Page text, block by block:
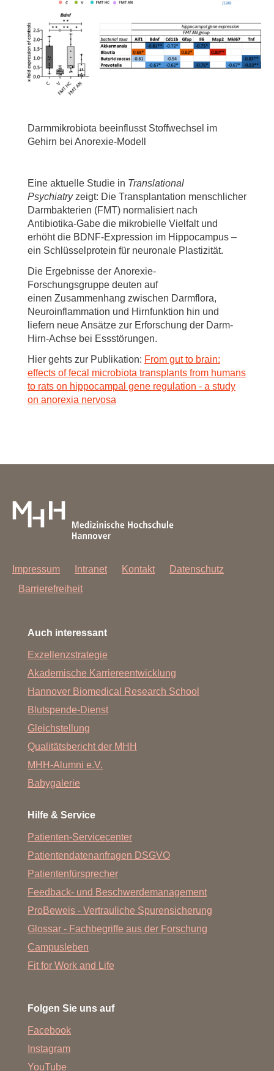
Darmmikrobiota beeinflusst Stoffwechsel im
Gehirn bei Anorexie-Modell
Eine aktuelle Studie in Translational
Psychiatryzeigt: Die Transplantation menschlicher
Darmbakterien (FMT) normalisiert nach
Antibiotika-Gabe die mikrobielle Vielfalt und
erhöht die BDNF-Expression im Hippocampus –
ein Schlüsselprotein für neuronale Plastizität.
Die Ergebnisse der Anorexie-
Forschungsgruppe deuten auf
einen Zusammenhang zwischen Darmflora,
Neuroinflammation und Hirnfunktion hin und
liefern neue Ansätze zur Erforschung der Darm-
Hirn-Achse bei Essstörungen.
Hier gehts zur Publikation: From gut to brain:
effects of fecal microbiota transplants from humans
to rats on hippocampal gene regulation - a study
on anorexia nervosa
Impressum Intranet Kontakt
Datenschutz
Barrierefreiheit
Auch interessant
Exzellenzstrategie
Akademische Karriereentwicklung
Hannover Biomedical Research School
Blutspende-Dienst
Gleichstellung
Qualitätsbericht der MHH
MHH-Alumni e.V.
Babygalerie
Hilfe & Service
Patienten-Servicecenter
Patientendatenanfragen DSGVO
Patientenfürsprecher
Feedback- und Beschwerdemanagement
ProBeweis - Vertrauliche Spurensicherung
Glossar - Fachbegriffe aus der Forschung
Campusleben
Fit for Work and Life
Folgen Sie uns auf
Facebook
Instagram
YouTube